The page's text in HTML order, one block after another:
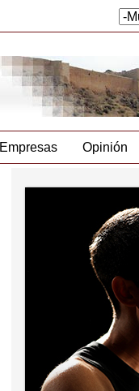
Empresas Opinión